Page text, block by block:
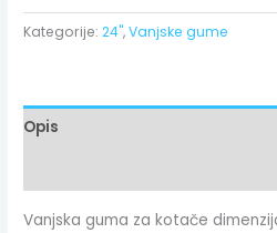
Kategorije:24",Vanjske gume
Opis
Vanjska guma za kotače